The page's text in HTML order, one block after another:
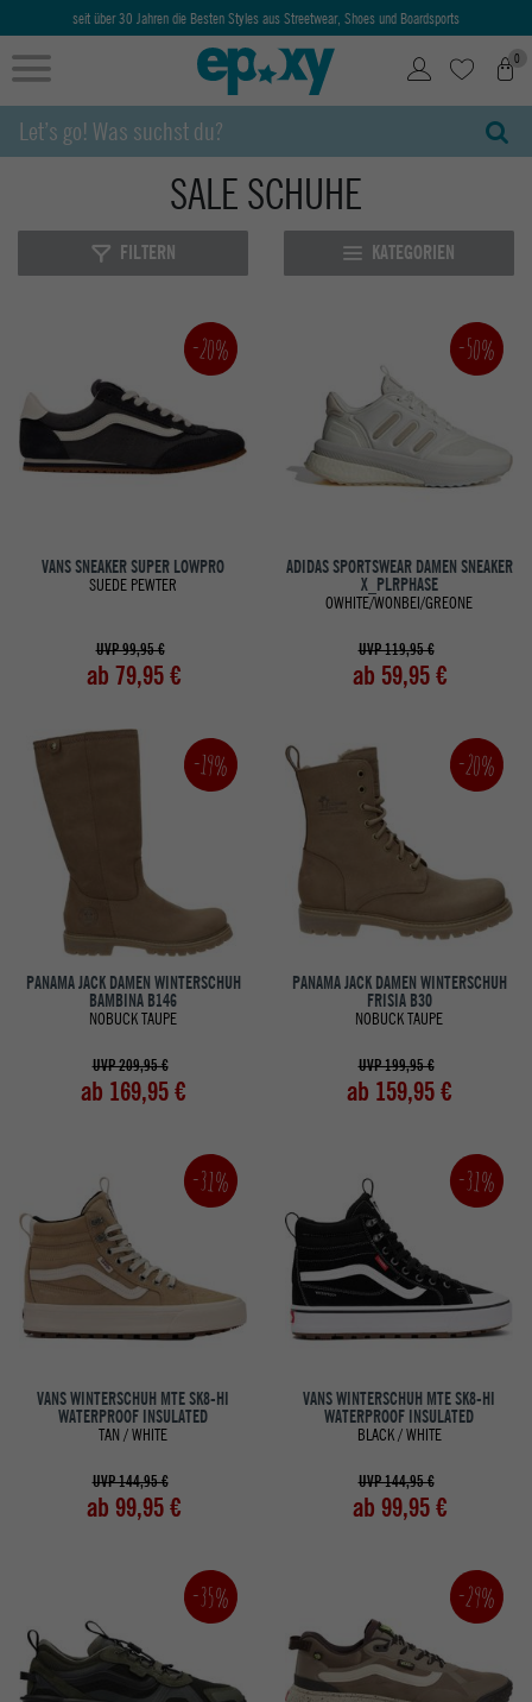
seit über 30 Jahren die Besten Styles aus Streetwear, Shoes und Boardsports
0
SALE SCHUHE
FILTERN KATEGORIEN
-20%
VANS SNEAKER SUPER LOWPRO
SUEDE PEWTER
UVP 99,95 €
ab 79,95 €
-50%
ADIDAS SPORTSWEAR DAMEN SNEAKER
X_PLRPHASE
OWHITE/WONBEI/GREONE
UVP 119,95 €
ab 59,95 €
-19%
PANAMA JACK DAMEN WINTERSCHUH
BAMBINA B146
NOBUCK TAUPE
UVP 209,95 €
ab 169,95 €
-20%
PANAMA JACK DAMEN WINTERSCHUH
FRISIA B30
NOBUCK TAUPE
UVP 199,95 €
ab 159,95 €
-31%
VANS WINTERSCHUH MTE SK8-HI
WATERPROOF INSULATED
TAN / WHITE
UVP 144,95 €
ab 99,95 €
-31%
VANS WINTERSCHUH MTE SK8-HI
WATERPROOF INSULATED
BLACK / WHITE
UVP 144,95 €
ab 99,95 €
-35% -29%